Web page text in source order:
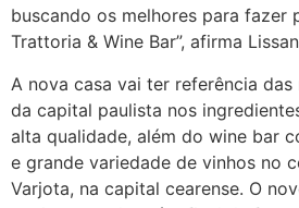
buscando os melhores para fazer
Trattoria & Wine Bar”, afirma
A nova casa vai ter referência
da capital paulista nos
alta qualidade, além do wine bar
e grande variedade de vinhos no
Varjota, na capital cearense. O